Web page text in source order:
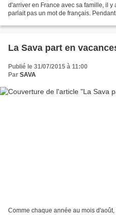
d'arriver en France avec sa famille, il
parlait pas un mot de français.
La Sava part en
Publié le 31/07/2015 à 11:00
Par SAVA
Comme chaque année au mois